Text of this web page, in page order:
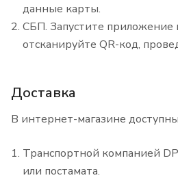
данные карты.
СБП. Запустите приложение
отсканируйте QR-код,
Доставка
В интернет-магазине
Транспортной компанией
или постамата.